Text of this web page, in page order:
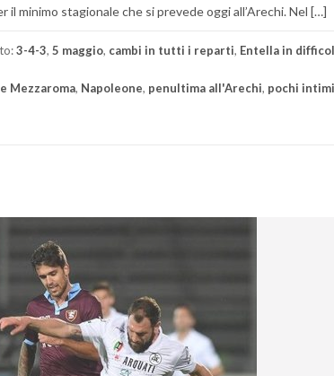
il minimo stagionale che si prevede oggi all’Arechi. Nel […]
3-4-3, 5 maggio, cambi in tutti i reparti, Entella in
Mezzaroma, Napoleone, penultima all'Arechi, pochi intimi